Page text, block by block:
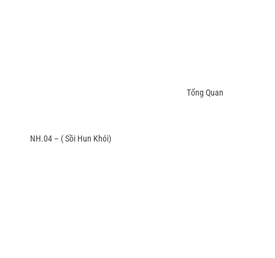
NH.04 – ( Sồi Hun Khói)
Tổng Quan